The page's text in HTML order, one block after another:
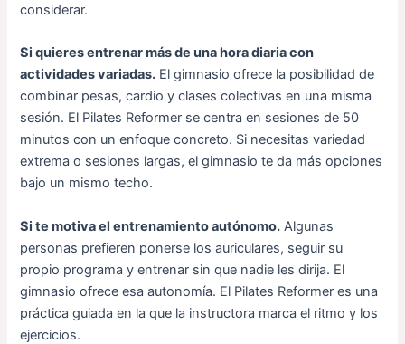
considerar.
Si quieres entrenar más de una hora diaria con
actividades variadas. El gimnasio ofrece la posibilidad de
combinar pesas, cardio y clases colectivas en una misma
sesión. El Pilates Reformer se centra en sesiones de 50
minutos con un enfoque concreto. Si necesitas variedad
extrema o sesiones largas, el gimnasio te da más opciones
bajo un mismo techo.
Si te motiva el entrenamiento autónomo. Algunas
personas prefieren ponerse los auriculares, seguir su
propio programa y entrenar sin que nadie les dirija. El
gimnasio ofrece esa autonomía. El Pilates Reformer es una
práctica guiada en la que la instructora marca el ritmo y los
ejercicios.